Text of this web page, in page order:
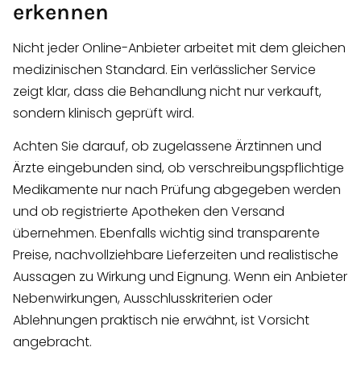
erkennen
Nicht jeder Online-Anbieter arbeitet mit dem gleichen
medizinischen Standard. Ein verlässlicher Service
zeigt klar, dass die Behandlung nicht nur verkauft,
sondern klinisch geprüft wird.
Achten Sie darauf, ob zugelassene Ärztinnen und
Ärzte eingebunden sind, ob verschreibungspflichtige
Medikamente nur nach Prüfung abgegeben werden
und ob registrierte Apotheken den Versand
übernehmen. Ebenfalls wichtig sind transparente
Preise, nachvollziehbare Lieferzeiten und realistische
Aussagen zu Wirkung und Eignung. Wenn ein Anbieter
Nebenwirkungen, Ausschlusskriterien oder
Ablehnungen praktisch nie erwähnt, ist Vorsicht
angebracht.